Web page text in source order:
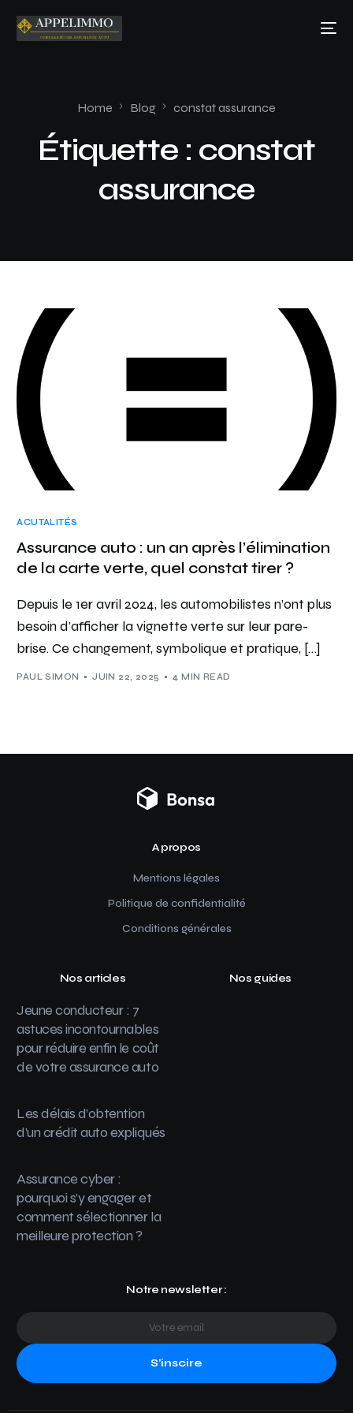
Home Blog constat assurance
Étiquette : constat
assurance
ACUTALITÉS
Assurance auto : un an après l’élimination
de la carte verte, quel constat tirer ?
Depuis le 1er avril 2024, les automobilistes n’ont plus
besoin d’afficher la vignette verte sur leur pare-
brise. Ce changement, symbolique et pratique, […]
PAUL SIMON JUIN 22, 2025 4 MIN READ
A propos
Mentions légales
Politique de confidentialité
Conditions générales
Nos articles
Jeune conducteur : 7
astuces incontournables
pour réduire enfin le coût
de votre assurance auto
Les délais d’obtention
d’un crédit auto expliqués
Assurance cyber :
pourquoi s’y engager et
comment sélectionner la
meilleure protection ?
Nos guides
Notre newsletter :
S'inscire